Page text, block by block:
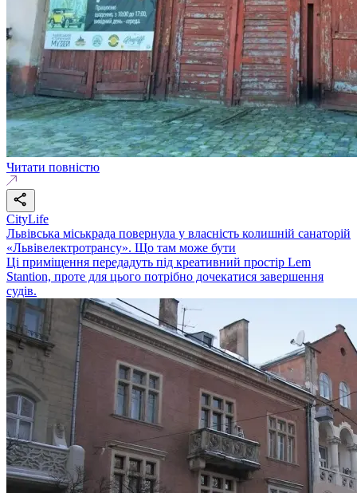
Читати повністю
CityLife
Львівська міськрада повернула у власність колишній санаторій
«Львівелектротрансу». Що там може бути
Ці приміщення передадуть під креативний простір Lem
Stantion, проте для цього потрібно дочекатися завершення
судів.